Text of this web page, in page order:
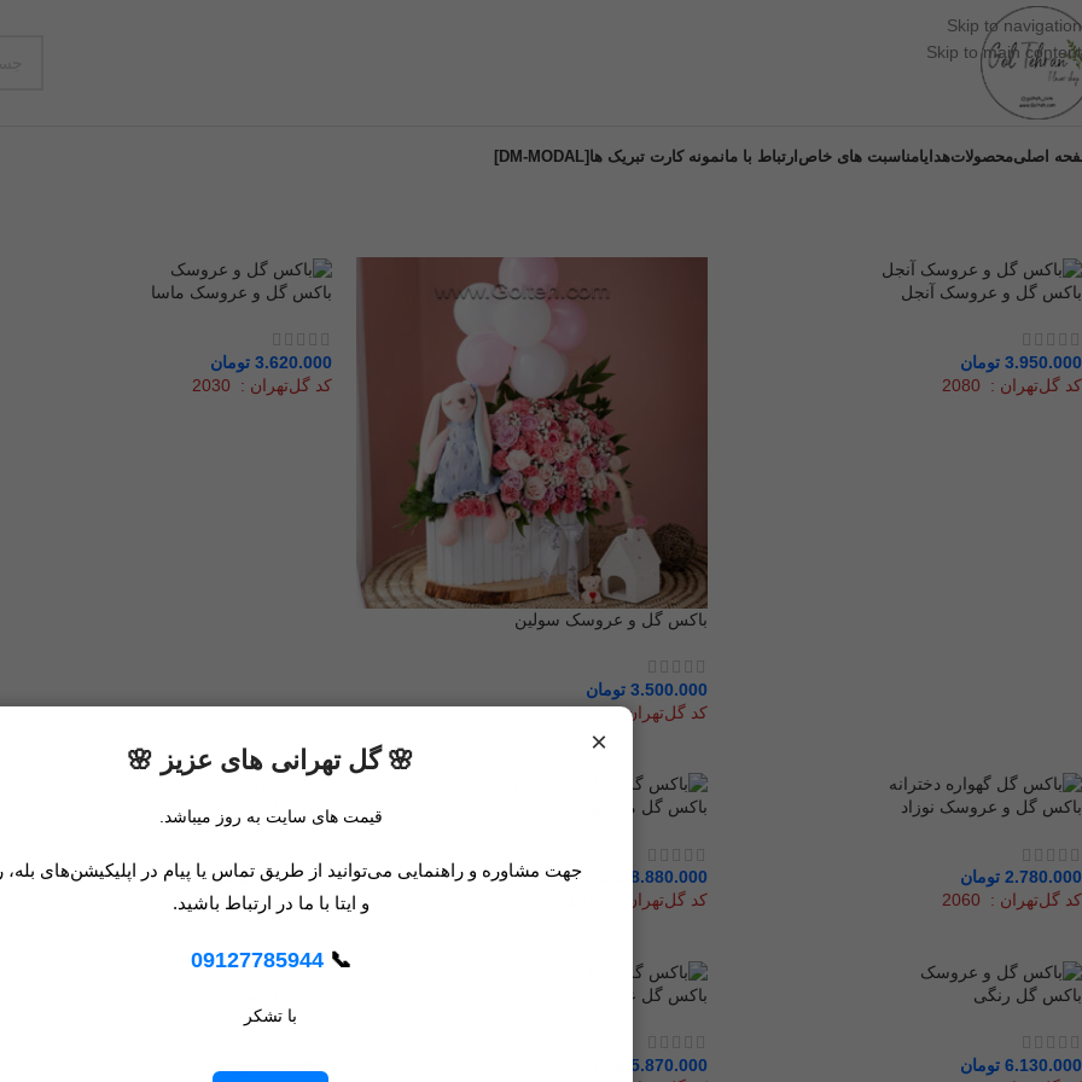
Skip to navigation
Skip to main content
اصلیمحصولاتهدایامناسبت های خاص ارتباط با مانمونه کارت تبریک ها [DM-MODAL]
باکس گل و عروسک آنجل
3.950.000 تومان
کد گل‌تهران : 2080
باکس گل و عروسک سولین
3.500.000 تومان
کد گل‌تهران : 2026
باکس گل و عروسک ماسا
3.620.000 تومان
کد گل‌تهران : 2030
باکس گل و عروسک نوزاد
2.780.000 تومان
کد گل‌تهران : 2060
باکس گل ماه چهره
8.880.000
کد گل‌تهران : 1932
باکس گل آیسا
6.530.000 تومان
کد گل‌تهران : 1531
باکس گل رنگی
6.130.000 تومان
باکس گل عسل
5.870.000
×
🌸 گل تهرانی های عزیز 🌸
قیمت های سایت به روز میباشد.
جهت مشاوره و راهنمایی می‌توانید از طریق تماس یا پیام در اپلیکیشن‌های بله،
و ایتا با ما در ارتباط باشید.
📞
09127785944
با تشکر